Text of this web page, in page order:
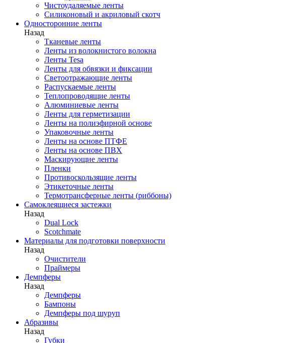
Чистоудаляемые ленты
Силиконовый и акриловый скотч
Односторонние ленты
Назад
Тканевые ленты
Ленты из волокнистого волокна
Ленты Tesa
Ленты для обвязки и фиксации
Светоотражающие ленты
Распускаемые ленты
Теплопроводящие ленты
Алюминиевые ленты
Ленты для герметизации
Ленты на полиэфирной основе
Упаковочные ленты
Ленты на основе ПТФЕ
Ленты на основе ПВХ
Маскирующие ленты
Пленки
Противоскользящие ленты
Этикеточные ленты
Термотрансферные ленты (риббоны)
Cамоклеящиеся застежки
Назад
Dual Lock
Scotchmate
Материалы для подготовки поверхности
Назад
Очистители
Праймеры
Демпферы
Назад
Демпферы
Бампоны
Демпферы под шуруп
Абразивы
Назад
Губки